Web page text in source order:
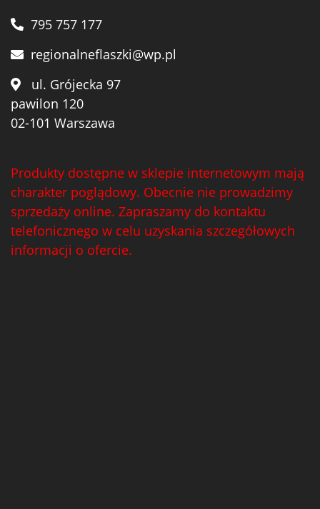
795 757 177
regionalneflaszki@wp.pl
ul. Grójecka 97
pawilon 120
02-101 Warszawa
Produkty dostępne w sklepie internetowym mają
charakter poglądowy. Obecnie nie prowadzimy
sprzedaży online. Zapraszamy do kontaktu
telefonicznego w celu uzyskania szczegółowych
informacji o ofercie.